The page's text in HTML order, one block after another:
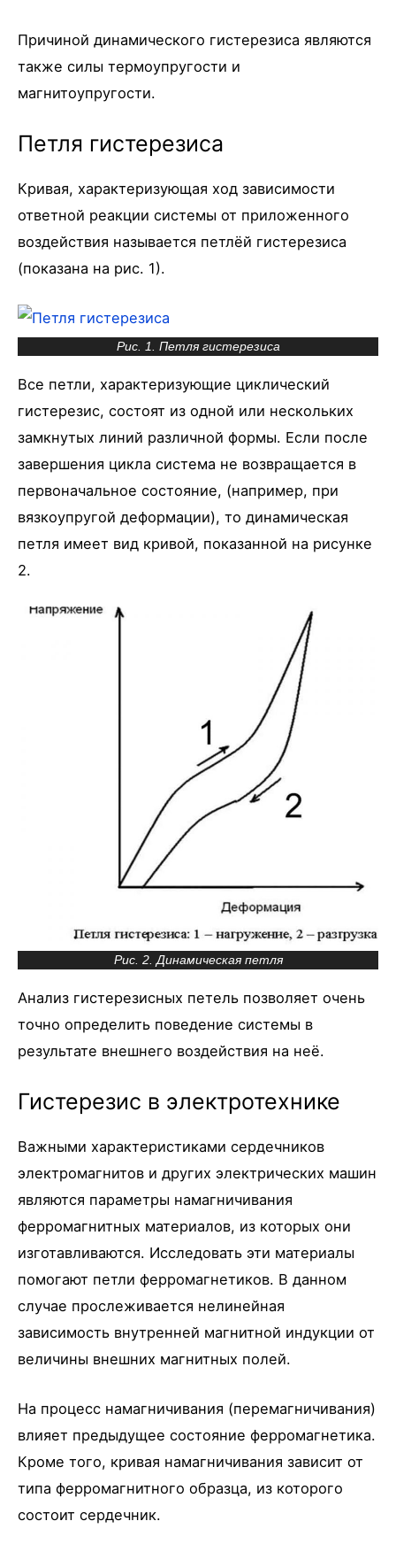
Причиной динамического гистерезиса являются
также силы термоупругости и
магнитоупругости.
Петля гистерезиса
Кривая, характеризующая ход зависимости
ответной реакции системы от приложенного
воздействия называется петлёй гистерезиса
(показана на рис. 1).
Рис. 1. Петля гистерезиса
Все петли, характеризующие циклический
гистерезис, состоят из одной или нескольких
замкнутых линий различной формы. Если после
завершения цикла система не возвращается в
первоначальное состояние, (например, при
вязкоупругой деформации), то динамическая
петля имеет вид кривой, показанной на рисунке
2.
Рис. 2. Динамическая петля
Анализ гистерезисных петель позволяет очень
точно определить поведение системы в
результате внешнего воздействия на неё.
Гистерезис в электротехнике
Важными характеристиками сердечников
электромагнитов и других электрических машин
являются параметры намагничивания
ферромагнитных материалов, из которых они
изготавливаются. Исследовать эти материалы
помогают петли ферромагнетиков. В данном
случае прослеживается нелинейная
зависимость внутренней магнитной индукции от
величины внешних магнитных полей.
На процесс намагничивания (перемагничивания)
влияет предыдущее состояние ферромагнетика.
Кроме того, кривая намагничивания зависит от
типа ферромагнитного образца, из которого
состоит сердечник.